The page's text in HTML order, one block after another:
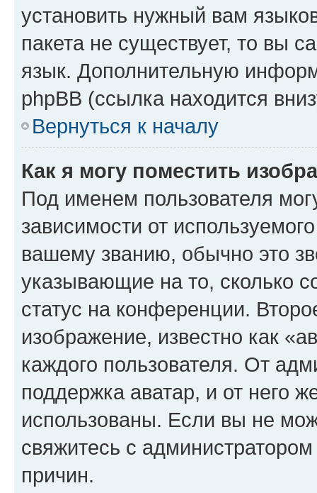
установить нужный вам
пакета не существует, то вы
язык. Дополнительную
phpBB (ссылка находится
Вернуться к началу
Как я могу поместить
Под именем пользователя
зависимости от
вашему званию, обычно это
указывающие на то, сколько
статус на конференции.
изображение, известно как
каждого пользователя. От
поддержка аватар, и от него
использованы. Если вы не
свяжитесь с
причин.